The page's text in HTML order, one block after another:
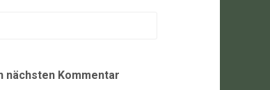
nächsten Kommentar